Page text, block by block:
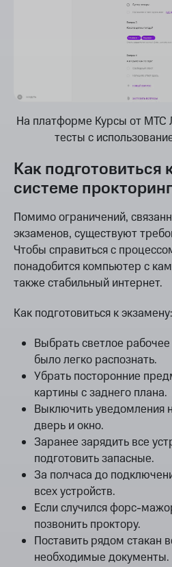
На платформе Курсы от МТС
тесты с
Как подготовиться
системе
Помимо ограничений,
экзаменов, существуют
Чтобы справиться с
понадобится компьютер с
также стабильный интернет.
Как подготовиться к экзамену:
Выбрать светлое
было легко распознать.
Убрать посторонние
картины с заднего плана.
Выключить уведомления
дверь и окно.
Заранее зарядить все
подготовить запасные.
За полчаса до
всех устройств.
Если случился форс-
позвонить проктору.
Поставить рядом стакан
необходимые документы.